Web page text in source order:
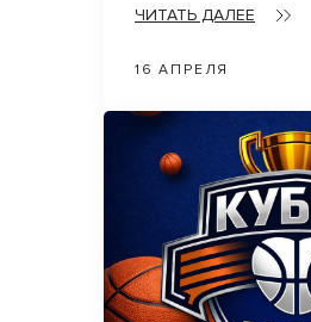
ЧИТАТЬ ДАЛЕЕ
16 АПРЕЛЯ